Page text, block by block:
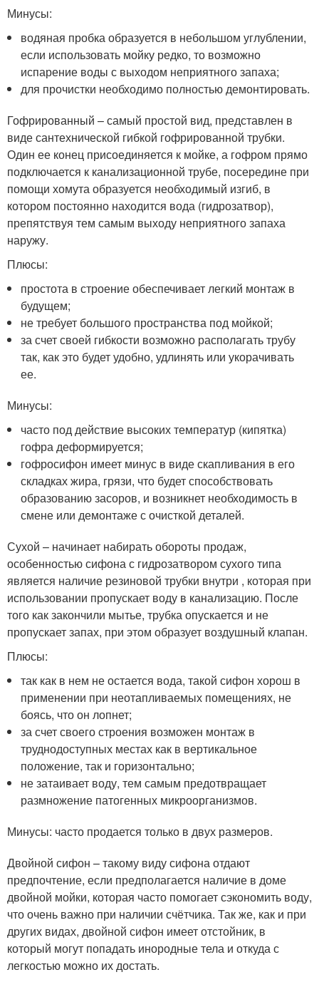
Минусы:
водяная пробка образуется в небольшом углублении,
если использовать мойку редко, то возможно
испарение воды с выходом неприятного запаха;
для прочистки необходимо полностью демонтировать.
Гофрированный – самый простой вид, представлен в
виде сантехнической гибкой гофрированной трубки.
Один ее конец присоединяется к мойке, а гофром прямо
подключается к канализационной трубе, посередине при
помощи хомута образуется необходимый изгиб, в
котором постоянно находится вода (гидрозатвор),
препятствуя тем самым выходу неприятного запаха
наружу.
Плюсы:
простота в строение обеспечивает легкий монтаж в
будущем;
не требует большого пространства под мойкой;
за счет своей гибкости возможно располагать трубу
так, как это будет удобно, удлинять или укорачивать
ее.
Минусы:
часто под действие высоких температур (кипятка)
гофра деформируется;
гофросифон имеет минус в виде скапливания в его
складках жира, грязи, что будет способствовать
образованию засоров, и возникнет необходимость в
смене или демонтаже с очисткой деталей.
Сухой – начинает набирать обороты продаж,
особенностью сифона с гидрозатвором сухого типа
является наличие резиновой трубки внутри , которая при
использовании пропускает воду в канализацию. После
того как закончили мытье, трубка опускается и не
пропускает запах, при этом образует воздушный клапан.
Плюсы:
так как в нем не остается вода, такой сифон хорош в
применении при неотапливаемых помещениях, не
боясь, что он лопнет;
за счет своего строения возможен монтаж в
труднодоступных местах как в вертикальное
положение, так и горизонтально;
не затаивает воду, тем самым предотвращает
размножение патогенных микроорганизмов.
Минусы: часто продается только в двух размеров.
Двойной сифон – такому виду сифона отдают
предпочтение, если предполагается наличие в доме
двойной мойки, которая часто помогает сэкономить воду,
что очень важно при наличии счётчика. Так же, как и при
других видах, двойной сифон имеет отстойник, в
который могут попадать инородные тела и откуда с
легкостью можно их достать.